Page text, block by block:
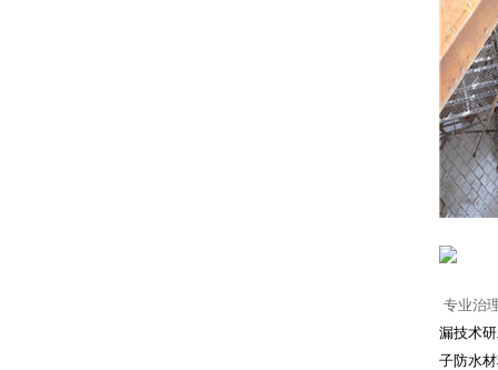
专业治
漏技术
子防水